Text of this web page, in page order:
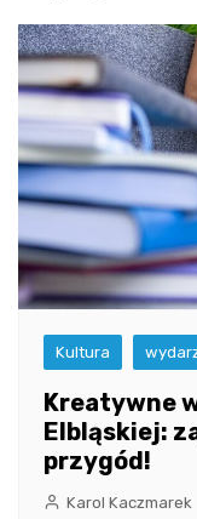
Kultura
Kreatywne
Elbląskiej:
przygód!
Karol Kaczmarek